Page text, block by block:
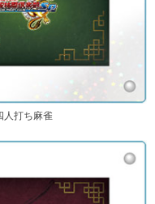
人打ち麻雀